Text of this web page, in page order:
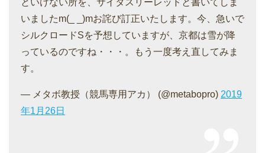
といけない所を、サイタスリーレッドと書いてしま
いましたm(_ _)mお詫び訂正いたします。今、急いで
シルクロードSを予想していますが、京都は雪が降
っているのですね・・・。もう一度考え直してみま
す。
— メタボ教授（競馬専用アカ） (@metabopro) 2019
年1月26日